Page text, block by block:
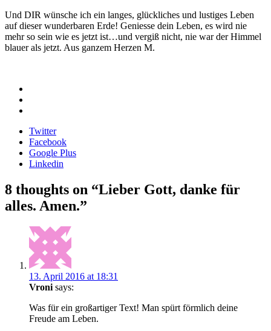
Und DIR wünsche ich ein langes, glückliches und lustiges Leben
auf dieser wunderbaren Erde! Geniesse dein Leben, es wird nie
mehr so sein wie es jetzt ist…und vergiß nicht, nie war der Himmel
blauer als jetzt. Aus ganzem Herzen M.
Twitter
Facebook
Google Plus
Linkedin
Beitragsnavigation
8 thoughts on “Lieber Gott, danke für
alles. Amen.”
13. April 2016 at 18:31
Vroni says:
Was für ein großartiger Text! Man spürt förmlich deine
Freude am Leben.